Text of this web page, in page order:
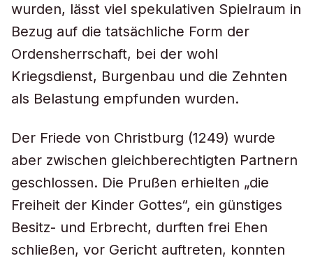
wurden, lässt viel spekulativen Spielraum in
Bezug auf die tatsächliche Form der
Ordensherrschaft, bei der wohl
Kriegsdienst, Burgenbau und die Zehnten
als Belastung empfunden wurden.
Der Friede von Christburg (1249) wurde
aber zwischen gleichberechtigten Partnern
geschlossen. Die Prußen erhielten „die
Freiheit der Kinder Gottes“, ein günstiges
Besitz- und Erbrecht, durften frei Ehen
schließen, vor Gericht auftreten, konnten